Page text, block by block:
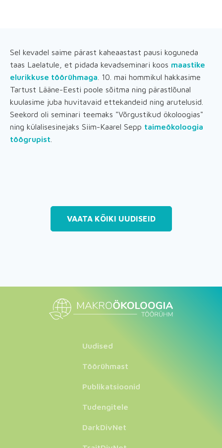
Sel kevadel saime pärast kaheaastast pausi koguneda
taas Laelatule, et pidada kevadseminari koos maastike
elurikkuse töörühmaga . 10. mai hommikul hakkasime
Tartust Lääne-Eesti poole sõitma ning pärastlõunal
kuulasime juba huvitavaid ettekandeid ning arutelusid.
Seekord oli seminari teemaks "Võrgustikud ökoloogias"
ning külalisesinejaks Siim-Kaarel Sepp taimeökoloogia
töögrupist
VAATA KÕIKI UUDISEID
Uudised
Töörühmast
Publikatsioonid
Tudengitele
DarkDivNet